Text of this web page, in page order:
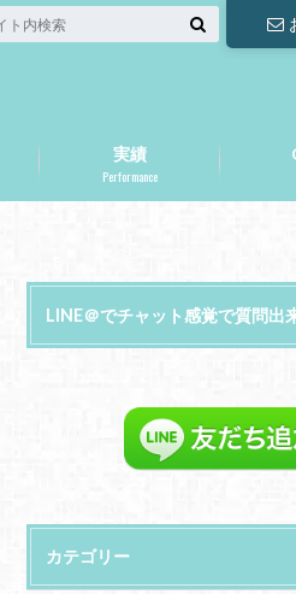
実績
Performance
LINE＠でチャット感覚で質問出
カテゴリー